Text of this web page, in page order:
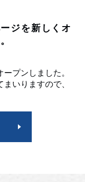
ジを新しくオ
プンしました。
いりますので、